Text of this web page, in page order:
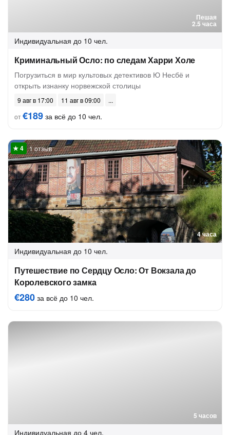
Пешая
2.5 часа
Индивидуальная до 10 чел.
Криминальный Осло: по следам Харри Холе
Погрузиться в мир культовых детективов Ю Несбё и
открыть изнанку норвежской столицы
9 авг в 17:00
11 авг в 09:00
от€189 за всё до 10 чел.
4 часа
1 отзыв
Индивидуальная до 10 чел.
Путешествие по Сердцу Осло: От Вокзала до
Королевского замка
€280 за всё до 10 чел.
5 часов
Индивидуальная до 4 чел.